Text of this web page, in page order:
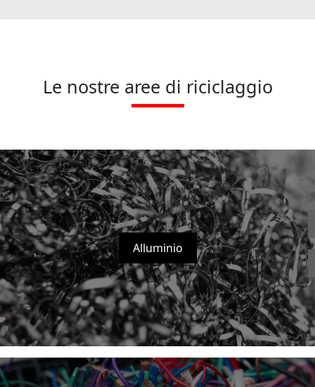
Le nostre aree di riciclaggio
Alluminio